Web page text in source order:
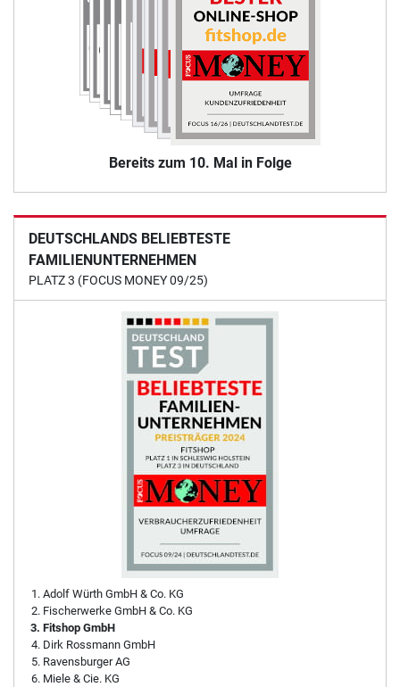
Bereits zum 10. Mal in Folge
DEUTSCHLANDS BELIEBTESTE
FAMILIENUNTERNEHMEN
PLATZ 3 (FOCUS MONEY 09/25)
Adolf Würth GmbH & Co. KG
Fischerwerke GmbH & Co. KG
Fitshop GmbH
Dirk Rossmann GmbH
Ravensburger AG
Miele & Cie. KG